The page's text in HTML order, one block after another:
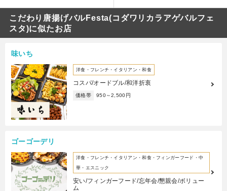
こだわり唐揚げバルFesta(コダワリカラアゲバルフェ
スタ)に似たお店
味いち
洋食・フレンチ・イタリアン・和食
コスパ/オードブル/和洋折衷
価格帯 950～2,500円
ゴーゴーデリ
洋食・フレンチ・イタリアン・和食・フィンガーフード・中
華・エスニック
安い/フィンガーフード/忘年会/懇親会/ボリュー
ム